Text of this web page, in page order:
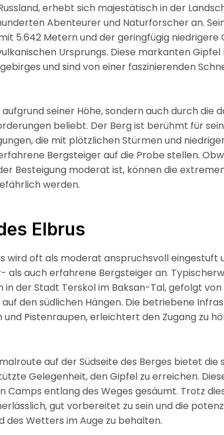
erhebt sich majestätisch in der
Abenteurer und Naturforscher an.
5.642 Metern und der geringfügig niedrigere
Ursprungs. Diese markanten Gipfel
und sind von einer faszinierenden
seiner Höhe, sondern auch durch die
beliebt. Der Berg ist berühmt für
die mit plötzlichen Stürmen und
Bergsteiger auf die Probe stellen.
Besteigung moderat ist, können die
werden.
Elbrus
wird oft als moderat anspruchsvoll eingestuft
als auch erfahrene Bergsteiger an.
in der Stadt Terskol im Baksan-Tal, gefolgt
den südlichen Hängen. Die betriebene
und Pistenraupen, erleichtert den Zugang zu
auf der Südseite des Berges bietet die
Gelegenheit, den Gipfel zu erreichen.
Camps entlang des Weges gesäumt. Trotz
gut vorbereitet zu sein und die
des Wetters im Auge zu behalten.